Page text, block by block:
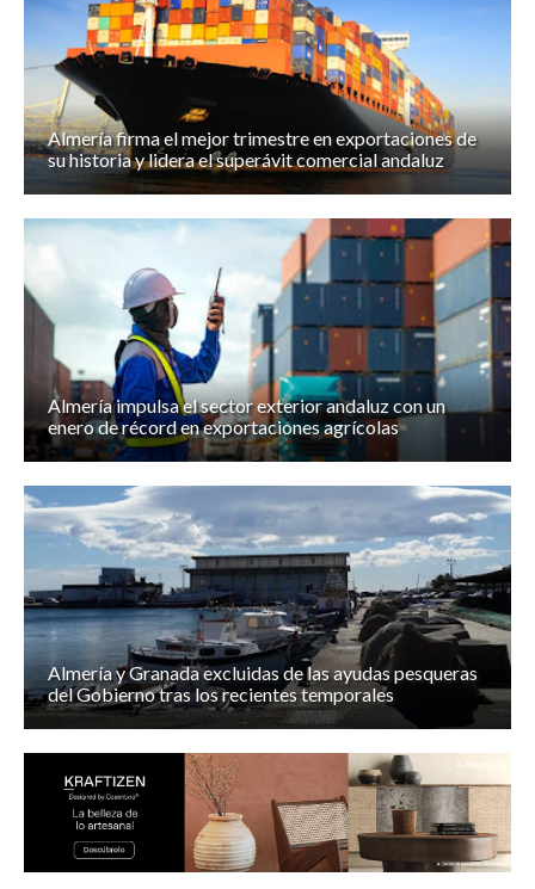
Almería firma el mejor trimestre en exportaciones de
su historia y lidera el superávit comercial andaluz
Almería impulsa el sector exterior andaluz con un
enero de récord en exportaciones agrícolas
Almería y Granada excluidas de las ayudas pesqueras
del Gobierno tras los recientes temporales